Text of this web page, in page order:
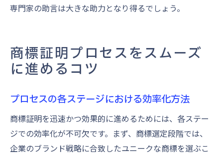
専門家の助言は大きな助力となり得るでしょう。
商標証明プロセスをスムーズ
に進めるコツ
プロセスの各ステージにおける効率化方法
商標証明を迅速かつ効果的に進めるためには、各ステー
ジでの効率化が不可欠です。まず、商標選定段階では、
企業のブランド戦略に合致したユニークな商標を選ぶこ